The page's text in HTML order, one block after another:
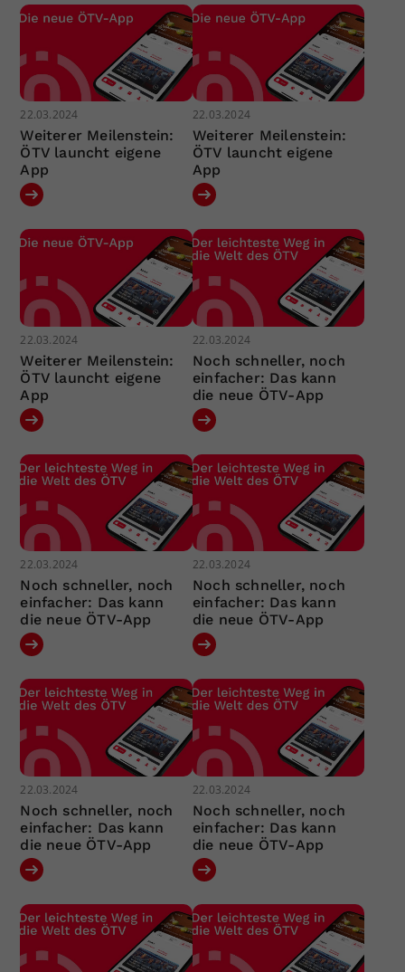
22.03.2024
Weiterer Meilenstein:
ÖTV launcht eigene
App
22.03.2024
Weiterer Meilenstein:
ÖTV launcht eigene
App
22.03.2024
Weiterer Meilenstein:
ÖTV launcht eigene
App
22.03.2024
Noch schneller, noch
einfacher: Das kann
die neue ÖTV-App
22.03.2024
Noch schneller, noch
einfacher: Das kann
die neue ÖTV-App
22.03.2024
Noch schneller, noch
einfacher: Das kann
die neue ÖTV-App
22.03.2024
Noch schneller, noch
einfacher: Das kann
die neue ÖTV-App
22.03.2024
Noch schneller, noch
einfacher: Das kann
die neue ÖTV-App